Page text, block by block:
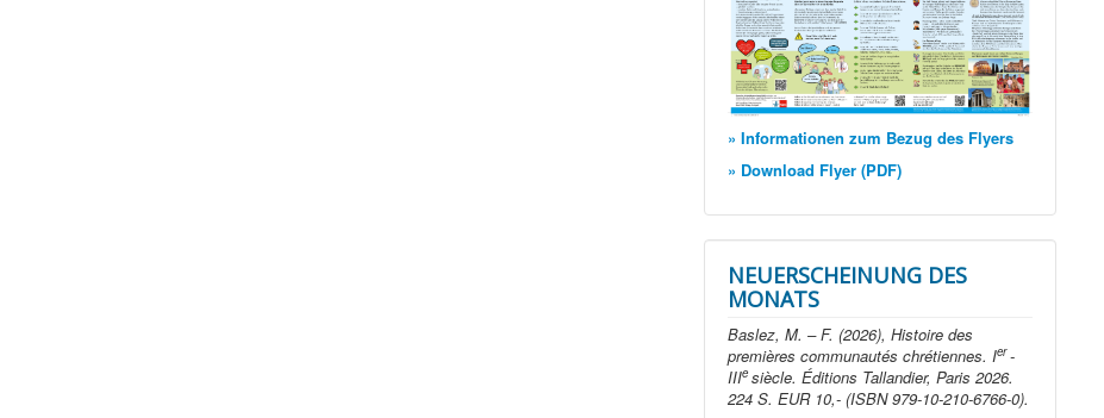
» Informationen zum Bezug des Flyers
» Download Flyer (PDF)
NEUERSCHEINUNG DES
MONATS
Baslez, M. – F. (2026), Histoire des
premières communautés chrétiennes. Ier-
IIIe siècle. Éditions Tallandier, Paris 2026.
224 S. EUR 10,- (ISBN 979-10-210-6766-0).